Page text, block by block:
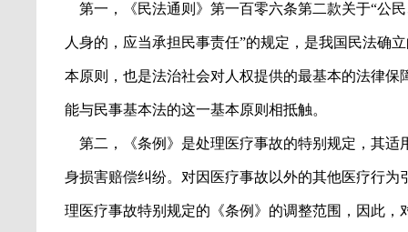
第一，《民法通则》第一百零六条第二款关于“公
人身的，应当承担民事责任”的规定，是我国民法确
本原则，也是法治社会对人权提供的最基本的法律保
能与民事基本法的这一基本原则相抵触。
第二，《条例》是处理医疗事故的特别规定，其适
身损害赔偿纠纷。对因医疗事故以外的其他医疗行为
理医疗事故特别规定的《条例》的调整范围，因此，